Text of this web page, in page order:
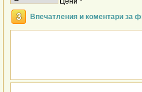
Впечатления и коментари за